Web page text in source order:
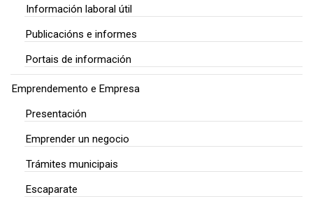
Información laboral útil
Publicacións e informes
Portais de información
Emprendemento e Empresa
Presentación
Emprender un negocio
Trámites municipais
Escaparate